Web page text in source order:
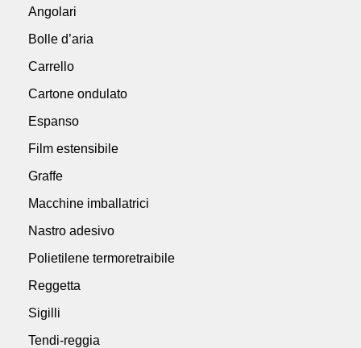
Angolari
Bolle d’aria
Carrello
Cartone ondulato
Espanso
Film estensibile
Graffe
Macchine imballatrici
Nastro adesivo
Polietilene termoretraibile
Reggetta
Sigilli
Tendi-reggia